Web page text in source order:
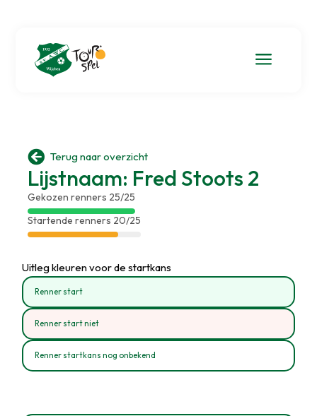
a
 Terug naar overzicht
Lijstnaam: Fred Stoots 2
Gekozen renners 25/25
Startende renners 20/25
Uitleg kleuren voor de startkans
Renner start
Renner start niet
Renner startkans nog onbekend